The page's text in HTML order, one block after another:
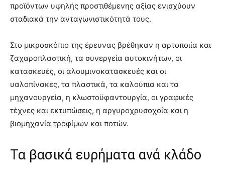
προϊόντων υψηλής προστιθέμενης αξίας ενισχύουν
σταδιακά την ανταγωνιστικότητά τους.
Στο μικροσκόπιο της έρευνας βρέθηκαν η αρτοποιία και
ζαχαροπλαστική, τα συνεργεία αυτοκινήτων, οι
κατασκευές, οι αλουμινοκατασκευές και οι
υαλοπίνακες, τα πλαστικά, τα καλούπια και τα
μηχανουργεία, η κλωστοϋφαντουργία, οι γραφικές
τέχνες και εκτυπώσεις, η αργυροχρυσοχοΐα και η
βιομηχανία τροφίμων και ποτών.
Τα βασικά ευρήματα ανά κλάδο